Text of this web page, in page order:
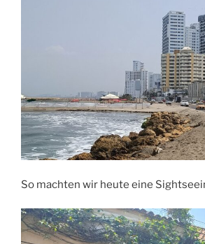
So machten wir heute eine